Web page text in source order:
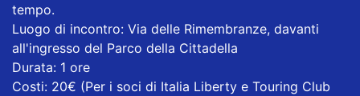
tempo.
Luogo di incontro: Via delle Rimembranze, davanti
all'ingresso del Parco della Cittadella
Durata: 1 ore
Costi: 20€ (Per i soci di Italia Liberty e Touring Club